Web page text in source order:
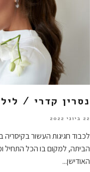
נסרין קדרי /
22 ביוני 2022
הביתה, למקום בו הכל התחיל
האודישן...